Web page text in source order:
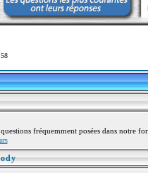
fréquemment posées dans notre